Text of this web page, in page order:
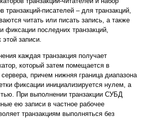
транзакций-писателей – для транзакций,
читать или писать запись, а также
фиксации последних транзакций,
записи.
каждая транзакция получает
который затем помещается в
причем нижняя граница диапазона
фиксации инициализируется нулем, а
При выполнении транзакции СУБД
ею записи в частное рабочее
транзакциям выполняться без